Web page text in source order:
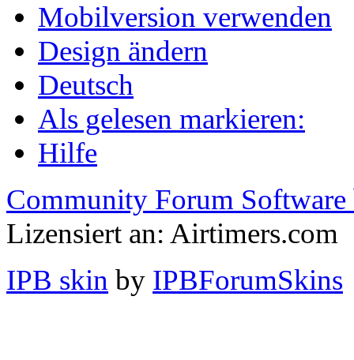
Mobilversion verwenden
Design ändern
Deutsch
Als gelesen markieren:
Hilfe
Community Forum Software
Lizensiert an: Airtimers.com
IPB skin by IPBForumSkins